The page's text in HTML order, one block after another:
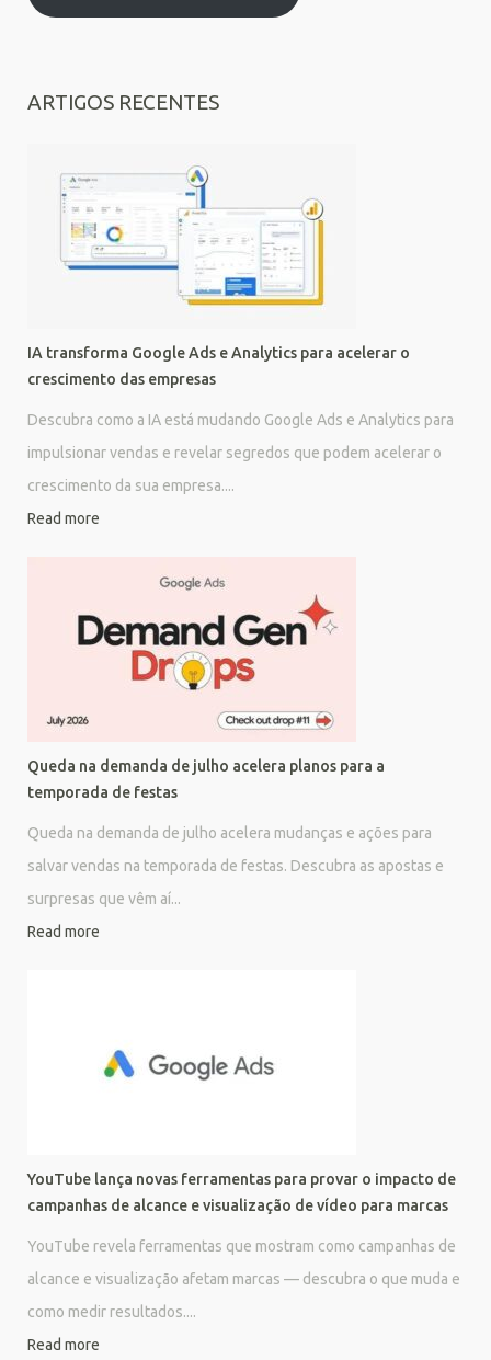
ARTIGOS RECENTES
IA transforma Google Ads e Analytics para acelerar o
crescimento das empresas
Descubra como a IA está mudando Google Ads e Analytics para
impulsionar vendas e revelar segredos que podem acelerar o
crescimento da sua empresa....
Read more
Queda na demanda de julho acelera planos para a
temporada de festas
Queda na demanda de julho acelera mudanças e ações para
salvar vendas na temporada de festas. Descubra as apostas e
surpresas que vêm aí...
Read more
YouTube lança novas ferramentas para provar o impacto de
campanhas de alcance e visualização de vídeo para marcas
YouTube revela ferramentas que mostram como campanhas de
alcance e visualização afetam marcas — descubra o que muda e
como medir resultados....
Read more